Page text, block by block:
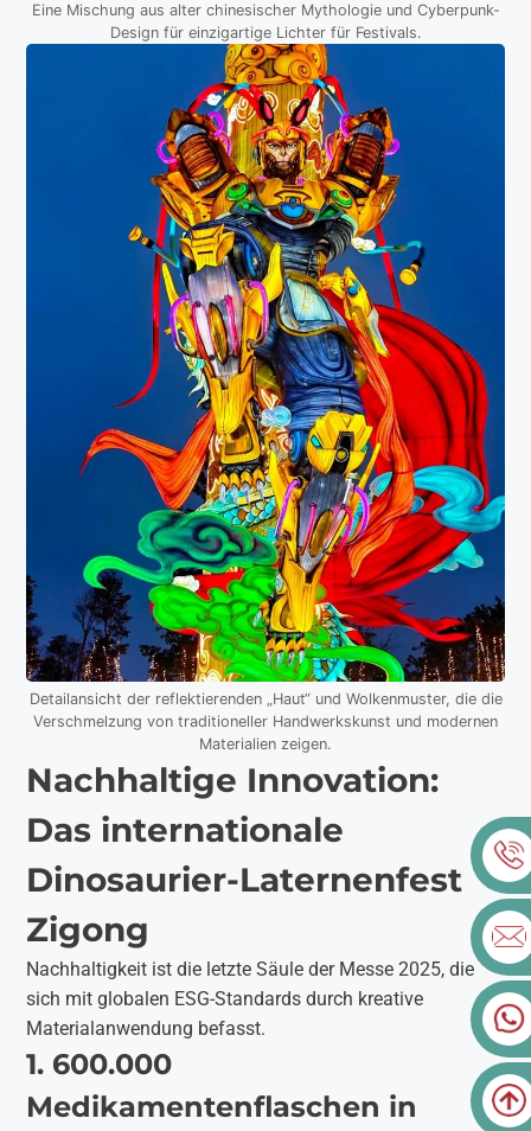
Eine Mischung aus alter chinesischer Mythologie und Cyberpunk-
Design für einzigartige Lichter für Festivals.
Detailansicht der reflektierenden „Haut“ und Wolkenmuster, die die
Verschmelzung von traditioneller Handwerkskunst und modernen
Materialien zeigen.
Nachhaltige Innovation:
Das internationale
Dinosaurier-Laternenfest
Zigong
Nachhaltigkeit ist die letzte Säule der Messe 2025, die
sich mit globalen ESG-Standards durch kreative
Materialanwendung befasst.
1. 600.000
Medikamentenflaschen in